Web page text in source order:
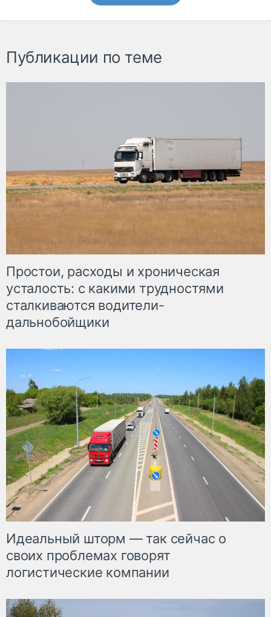
Публикации по теме
Простои, расходы и хроническая
усталость: с какими трудностями
сталкиваются водители-
дальнобойщики
Идеальный шторм — так сейчас о
своих проблемах говорят
логистические компании